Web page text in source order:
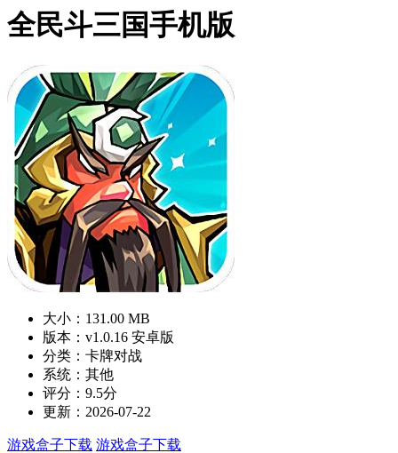
全民斗三国手机版
大小：131.00 MB
版本：v1.0.16 安卓版
分类：卡牌对战
系统：其他
评分：9.5分
更新：2026-07-22
游戏盒子下载 游戏盒子下载